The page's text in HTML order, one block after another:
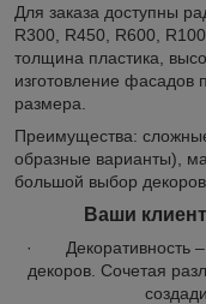
Для заказа доступны
R300, R450, R600,
толщина пластика,
изготовление фасадов
размера.
Преимущества:
образные варианты),
большой выбор декоров
Ваши
· Декоративность –
декоров. Сочетая